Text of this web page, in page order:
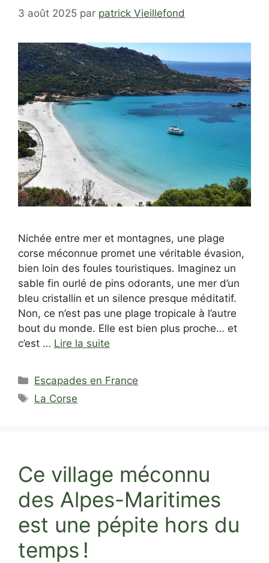
3 août 2025 par patrick Vieillefond
Nichée entre mer et montagnes, une plage
corse méconnue promet une véritable évasion,
bien loin des foules touristiques. Imaginez un
sable fin ourlé de pins odorants, une mer d’un
bleu cristallin et un silence presque méditatif.
Non, ce n’est pas une plage tropicale à l’autre
bout du monde. Elle est bien plus proche… et
c’est … Lire la suite
Catégories
Escapades en France
Étiquettes
La Corse
Ce village méconnu
des Alpes-Maritimes
est une pépite hors du
temps !